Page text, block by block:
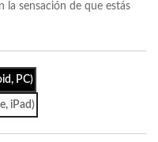
la sensación de que estás
PC)
iPad)